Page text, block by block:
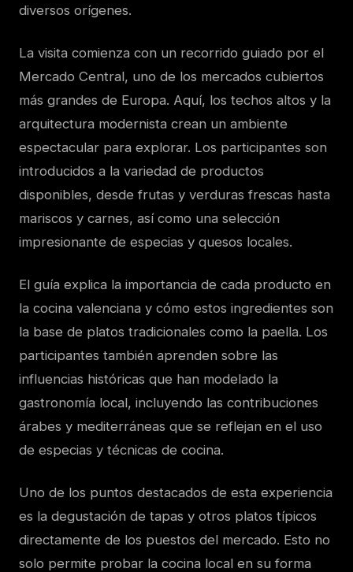
diversos orígenes.
La visita comienza con un recorrido guiado por el
Mercado Central, uno de los mercados cubiertos
más grandes de Europa. Aquí, los techos altos y la
arquitectura modernista crean un ambiente
espectacular para explorar. Los participantes son
introducidos a la variedad de productos
disponibles, desde frutas y verduras frescas hasta
mariscos y carnes, así como una selección
impresionante de especias y quesos locales.
El guía explica la importancia de cada producto en
la cocina valenciana y cómo estos ingredientes son
la base de platos tradicionales como la paella. Los
participantes también aprenden sobre las
influencias históricas que han modelado la
gastronomía local, incluyendo las contribuciones
árabes y mediterráneas que se reflejan en el uso
de especias y técnicas de cocina.
Uno de los puntos destacados de esta experiencia
es la degustación de tapas y otros platos típicos
directamente de los puestos del mercado. Esto no
solo permite probar la cocina local en su forma